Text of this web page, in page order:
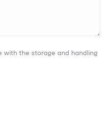
with the storage and handling